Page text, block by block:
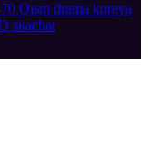
Qism drama koreya
skachat